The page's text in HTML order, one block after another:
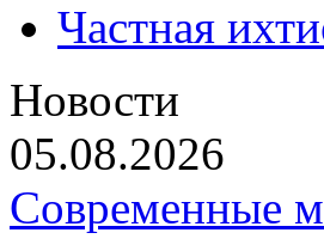
Частная
Новости
05.08.2026
Современные